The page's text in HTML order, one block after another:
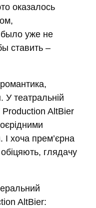
оказалось
было уже не
ставить –
У театральній
Production AltBier
І хоча прем’єрна
глядачу
AltBier: